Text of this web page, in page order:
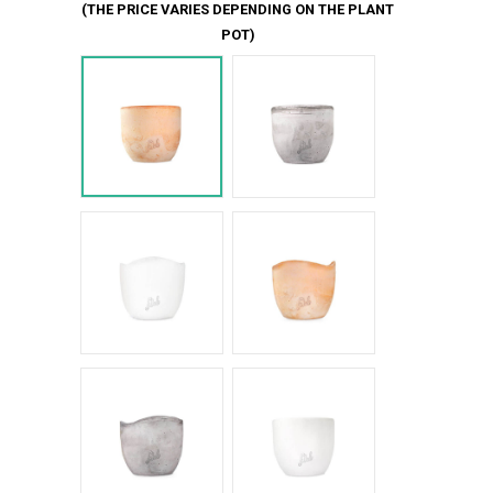
(THE PRICE VARIES DEPENDING ON THE PLANT
POT)